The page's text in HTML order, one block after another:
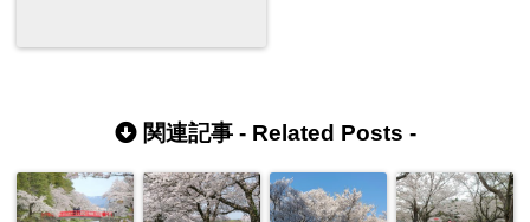
関連記事 - Related Posts -